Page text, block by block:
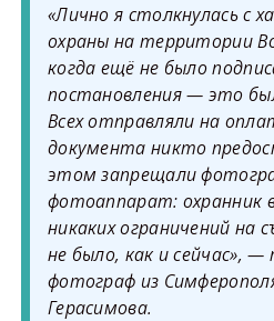
«Лично я столкнулась с
охраны на территории
когда ещё не было
постановления — это
Всех отправляли на
документа никто
этом запрещали
фотоаппарат: охранник
никаких ограничений на
не было, как и сейчас», —
фотограф из
Герасимова.